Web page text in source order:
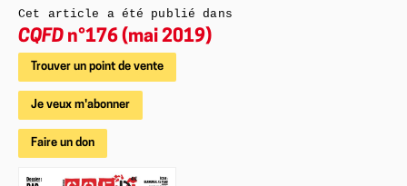
Cet article a été publié dans
CQFD n°176 (mai 2019)
Trouver un point de vente
Je veux m'abonner
Faire un don